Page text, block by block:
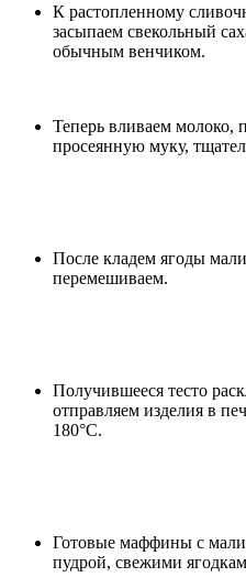
К растопленному
засыпаем свекольный
обычным венчиком.
Теперь вливаем молоко,
просеянную муку,
После кладем ягоды
перемешиваем.
Получившееся тесто
отправляем изделия в
180°С.
Готовые маффины с
пудрой, свежими